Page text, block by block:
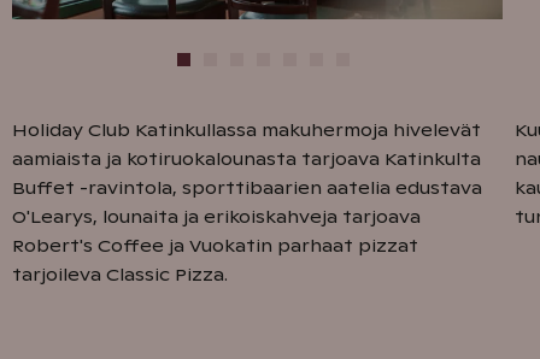
Holiday Club Katinkullassa makuhermoja hivelevät
aamiaista ja kotiruokalounasta tarjoava Katinkulta
Buffet -ravintola, sporttibaarien aatelia edustava
O'Learys, lounaita ja erikoiskahveja tarjoava
Robert's Coffee ja Vuokatin parhaat pizzat
tarjoileva Classic Pizza.